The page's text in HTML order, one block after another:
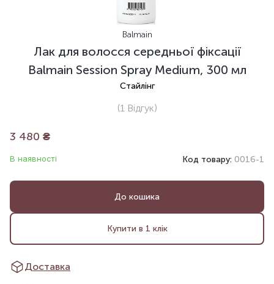
Balmain
Лак для волосся середньої фіксації
Balmain Session Spray Medium, 300 мл
Стайлінг
(1Відгук)
3 480 ₴
В наявності Код товару: 0016-1
До кошика
Купити в 1 клік
Доставка